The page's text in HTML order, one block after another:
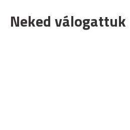
Neked válogattuk